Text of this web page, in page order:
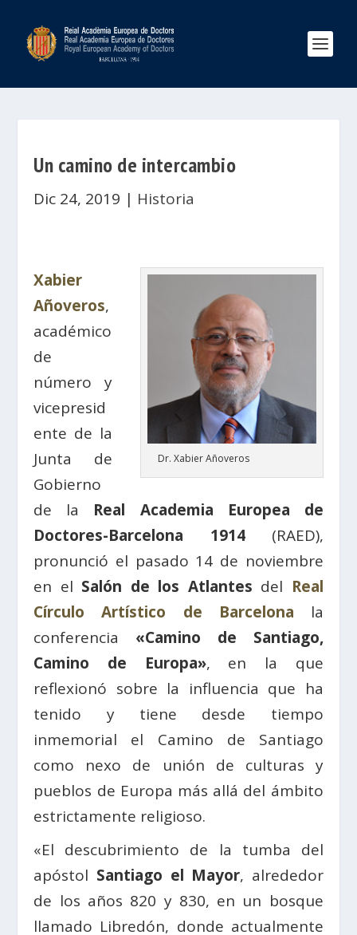
Un camino de intercambio
Dic 24, 2019 | Historia
Dr. Xabier Añoveros
Xabier
Añoveros,
académico
de
número y
vicepresid
ente de la
Junta de
Gobierno
de la Real Academia Europea de
Doctores-Barcelona 1914(RAED),
pronunció el pasado 14 de noviembre
en el Salón de los Atlantes del Real
Círculo Artístico de Barcelona la
conferencia «Camino de Santiago,
Camino de Europa», en la que
reflexionó sobre la influencia que ha
tenido y tiene desde tiempo
inmemorial el Camino de Santiago
como nexo de unión de culturas y
pueblos de Europa más allá del ámbito
estrictamente religioso.
«El descubrimiento de la tumba del
apóstol Santiago el Mayor, alrededor
de los años 820 y 830, en un bosque
llamado Libredón, donde actualmente